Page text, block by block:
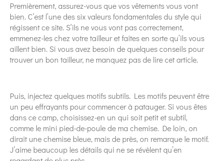
Premièrement, assurez-vous que vos vêtements vous vont
bien. C’est l’une des six valeurs fondamentales du style qui
régissent ce site. S’ils ne vous vont pas correctement,
emmenez-les chez votre tailleur et faites en sorte qu’ils vous
aillent bien. Si vous avez besoin de quelques conseils pour
trouver un bon tailleur, ne manquez pas de lire cet article.
Puis, injectez quelques motifs subtils. Les motifs peuvent être
un peu effrayants pour commencer à patauger. Si vous êtes
dans ce camp, choisissez-en un qui soit petit et subtil,
comme le mini pied-de-poule de ma chemise. De loin, on
dirait une chemise bleue, mais de près, on remarque le motif.
J’aime beaucoup les détails qui ne se révèlent qu’en